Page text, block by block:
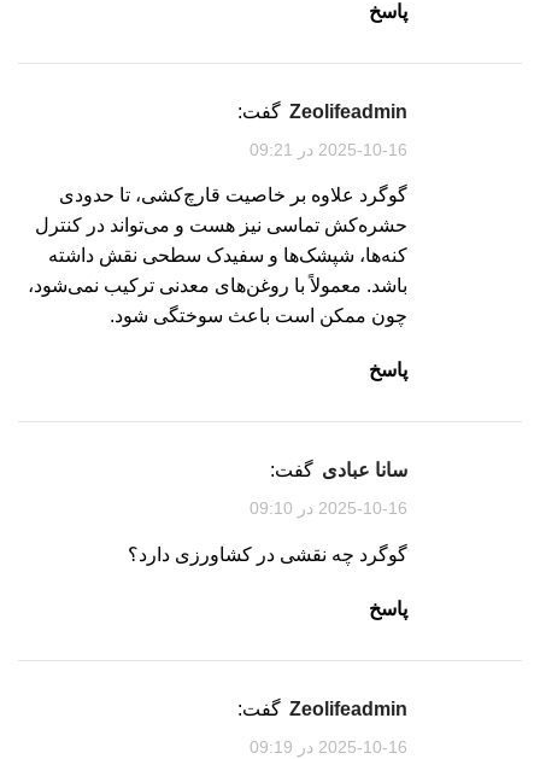
پاسخ
zeolifeadmin گفت:
2025-10-16 در 09:21
گوگرد علاوه بر خاصیت قارچ‌کشی، تا حدودی
حشره‌کش تماسی نیز هست و می‌تواند در کنترل
کنه‌ها، شپشک‌ها و سفیدک سطحی نقش داشته
باشد. معمولاً با روغن‌های معدنی ترکیب نمی‌شود،
چون ممکن است باعث سوختگی شود.
پاسخ
سانا عبادی گفت:
2025-10-16 در 09:10
گوگرد چه نقشی در کشاورزی دارد؟
پاسخ
zeolifeadmin گفت:
2025-10-16 در 09:19